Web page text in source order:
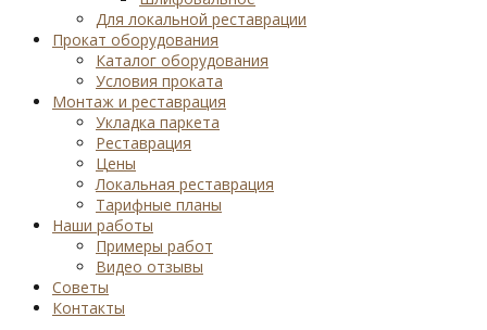
Для локальной реставрации
Прокат оборудования
Каталог оборудования
Условия проката
Монтаж и реставрация
Укладка паркета
Реставрация
Цены
Локальная реставрация
Тарифные планы
Наши работы
Примеры работ
Видео отзывы
Советы
Контакты